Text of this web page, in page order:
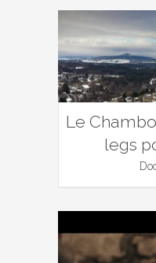
Le
legs